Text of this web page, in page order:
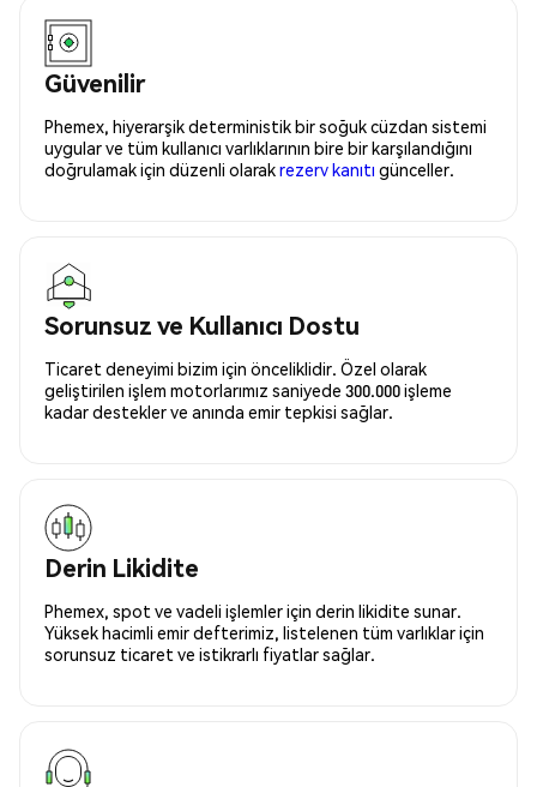
Güvenilir
Phemex, hiyerarşik deterministik bir soğuk cüzdan sistemi
uygular ve tüm kullanıcı varlıklarının bire bir karşılandığını
doğrulamak için düzenli olarakrezerv kanıtı günceller.
Sorunsuz ve Kullanıcı Dostu
Ticaret deneyimi bizim için önceliklidir. Özel olarak
geliştirilen işlem motorlarımız saniyede 300.000 işleme
kadar destekler ve anında emir tepkisi sağlar.
Derin Likidite
Phemex, spot ve vadeli işlemler için derin likidite sunar.
Yüksek hacimli emir defterimiz, listelenen tüm varlıklar için
sorunsuz ticaret ve istikrarlı fiyatlar sağlar.